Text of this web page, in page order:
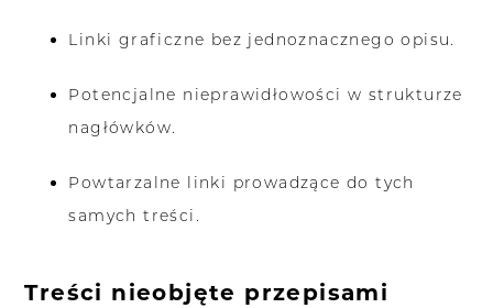
Linki graficzne bez jednoznacznego opisu.
Potencjalne nieprawidłowości w strukturze
nagłówków.
Powtarzalne linki prowadzące do tych
samych treści.
Treści nieobjęte przepisami